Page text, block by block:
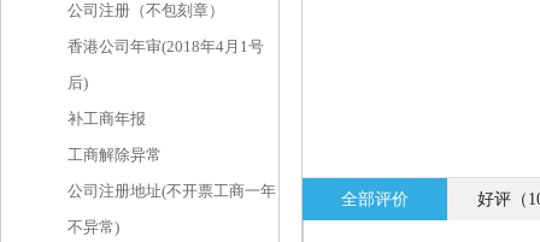
公司注册（不包刻章）
香港公司年审(2018年4月1号
后)
补工商年报
工商解除异常
公司注册地址(不开票工商一年
不异常)
全部评价 好评（